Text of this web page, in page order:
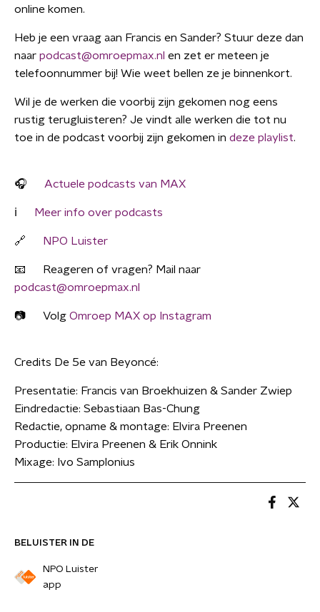
BELUISTER IN DE
NPO Luister
app
online komen.
Heb je een vraag aan Francis en Sander? Stuur deze dan
naar podcast@omroepmax.nl en zet er meteen je
telefoonnummer bij! Wie weet bellen ze je binnenkort.
Wil je de werken die voorbij zijn gekomen nog eens
rustig terugluisteren? Je vindt alle werken die tot nu
toe in de podcast voorbij zijn gekomen in deze playlist.
🎧 Actuele podcasts van MAX
ℹ️ Meer info over podcasts
🔗 NPO Luister
📧 Reageren of vragen? Mail naar
podcast@omroepmax.nl
📷 Volg Omroep MAX op Instagram
Credits De 5e van Beyoncé:
Presentatie: Francis van Broekhuizen & Sander Zwiep
Eindredactie: Sebastiaan Bas-Chung
Redactie, opname & montage: Elvira Preenen
Productie: Elvira Preenen & Erik Onnink
Mixage: Ivo Samplonius